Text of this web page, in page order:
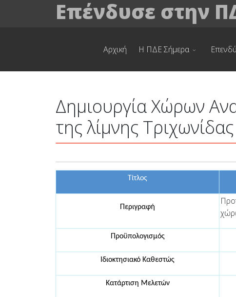
Επένδυσε στην
Αρχική Η ΠΔΕ Σήμερα
Δημιουργία Χώρων
της λίμνης Τριχωνίδας
Τίτλος
Περιγραφή
Προϋπολογισμός
Ιδιοκτησιακό Καθεστώς
Κατάρτιση Μελετών